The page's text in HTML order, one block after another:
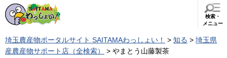
検索・
メニュー
埼玉農産物ポータルサイト SAITAMAわっしょい！ > 知る > 埼玉県
産農産物サポート店（全検索）
> やまとう山藤製茶